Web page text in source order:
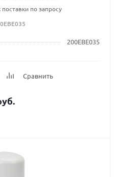
поставки по запросу
200EBE035
Сравнить